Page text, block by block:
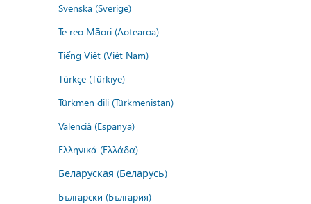
Svenska (Sverige)
Te reo Māori (Aotearoa)
Tiếng Việt (Việt Nam)
Türkçe (Türkiye)
Türkmen dili (Türkmenistan)
Valencià (Espanya)
Ελληνικά (Ελλάδα)
Беларуская (Беларусь)
Български (България)